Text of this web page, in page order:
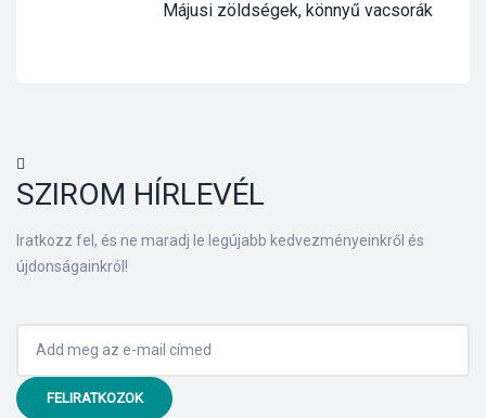
Májusi zöldségek, könnyű vacsorák
SZIROM HÍRLEVÉL
Iratkozz fel, és ne maradj le legújabb kedvezményeinkről és
újdonságainkról!
FELIRATKOZOK